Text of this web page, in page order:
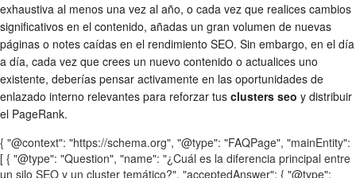
exhaustiva al menos una vez al año, o cada vez que realices cambios
significativos en el contenido, añadas un gran volumen de nuevas
páginas o notes caídas en el rendimiento SEO. Sin embargo, en el día
a día, cada vez que crees un nuevo contenido o actualices uno
existente, deberías pensar activamente en las oportunidades de
enlazado interno relevantes para reforzar tus clusters seo y distribuir
el PageRank.
{ "@context": "https://schema.org", "@type": "FAQPage", "mainEntity":
[ { "@type": "Question", "name": "¿Cuál es la diferencia principal entre
un silo SEO y un cluster temático?", "acceptedAnswer": { "@type":